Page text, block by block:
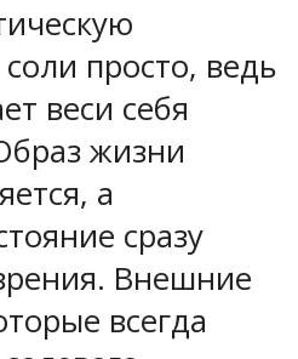
просто, ведь
веси себя
жизни
а
сразу
Внешние
всегда